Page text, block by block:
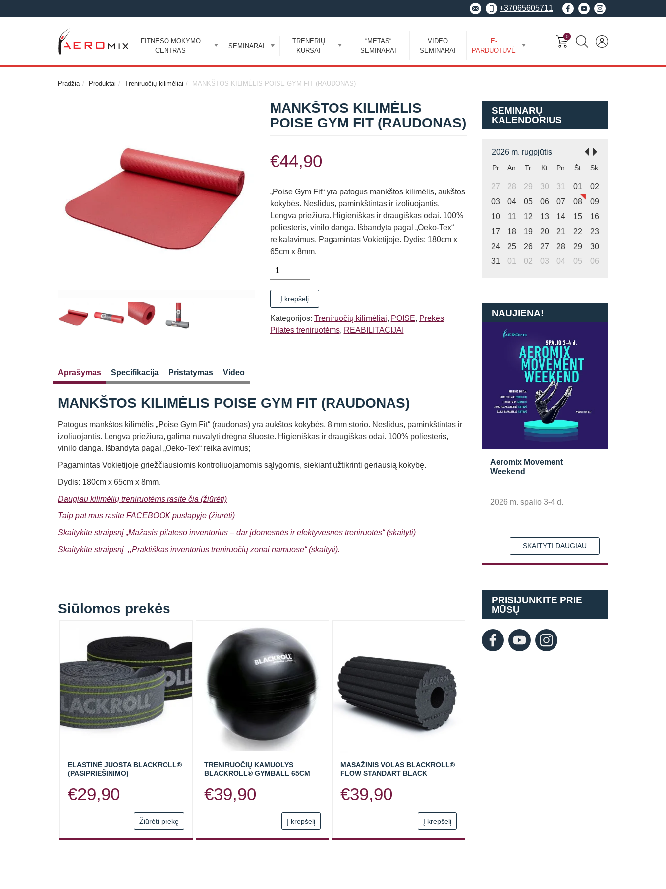
+37065605711
FITNESO MOKYMO
CENTRAS
SEMINARAI
TRENERIŲ
KURSAI
“METAS“
SEMINARAI
VIDEO
SEMINARAI
E-
PARDUOTUVĖ
0
Pradžia Produktai Treniruočių kilimėliai MANKŠTOS KILIMĖLIS POISE GYM FIT (RAUDONAS)
MANKŠTOS KILIMĖLIS
POISE GYM FIT (RAUDONAS)
€44,90
„Poise Gym Fit“ yra patogus mankštos kilimėlis, aukštos
kokybės. Neslidus, paminkštintas ir izoliuojantis.
Lengva priežiūra. Higieniškas ir draugiškas odai. 100%
poliesteris, vinilo danga. Išbandyta pagal „Oeko-Tex“
reikalavimus. Pagamintas Vokietijoje. Dydis: 180cm x
65cm x 8mm.
produkto
kiekis:
MANKŠTOS
KILIMĖLIS
POISE
GYM
Į krepšelį
Kategorijos: Treniruočių kilimėliai, POISE, Prekės
Pilates treniruotėms, REABILITACIJAI
Aprašymas Specifikacija Pristatymas Video
MANKŠTOS KILIMĖLIS POISE GYM FIT (RAUDONAS)
Patogus mankštos kilimėlis „Poise Gym Fit“ (raudonas) yra aukštos kokybės, 8 mm storio. Neslidus, paminkštintas ir
izoliuojantis. Lengva priežiūra, galima nuvalyti drėgna šluoste. Higieniškas ir draugiškas odai. 100% poliesteris,
vinilo danga. Išbandyta pagal „Oeko-Tex“ reikalavimus;
Pagamintas Vokietijoje griežčiausiomis kontroliuojamomis sąlygomis, siekiant užtikrinti geriausią kokybę.
Dydis: 180cm x 65cm x 8mm.
Daugiau kilimėlių treniruotėms rasite čia (žiūrėti)
Taip pat mus rasite FACEBOOK puslapyje (žiūrėti)
Skaitykite straipsnį „Mažasis pilateso inventorius – dar įdomesnės ir efektyvesnės treniruotės“ (skaityti)
Skaitykite straipsnį ,,Praktiškas inventorius treniruočių zonai namuose“ (skaityti).
Siūlomos prekės
ELASTINĖ JUOSTA BLACKROLL®
(PASIPRIEŠINIMO)
€29,90
Žiūrėti prekę
product
has
TRENIRUOČIŲ KAMUOLYS
BLACKROLL® GYMBALL 65CM
€39,90
Į krepšelį
MASAŽINIS VOLAS BLACKROLL®
FLOW STANDART BLACK
€39,90
Į krepšelį
SEMINARŲ
KALENDORIUS
2026 m. rugpjūtis
Pr An Tr Kt Pn Št Sk
27 28 29 30 31 01
02
03
04 05 06 07 08
09
10
11 12 13 14 15
16
17
18 19 20 21 22
23
24
25 26 27 28 29
30
31
01 02 03 04 05 06
NAUJIENA!
Aeromix Movement
Weekend
2026 m. spalio 3-4 d.
SKAITYTI DAUGIAU
PRISIJUNKITE PRIE
MŪSŲ